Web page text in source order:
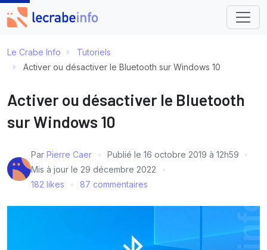
Le Crabe Info
Tutoriels
Activer ou désactiver le Bluetooth sur Windows 10
Activer ou désactiver le Bluetooth
sur Windows 10
Par Pierre Caer Publié le 16 octobre 2019 à 12h59
Mis à jour le 29 décembre 2022
182 likes
87 commentaires